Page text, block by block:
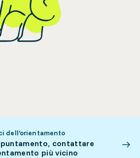
dell’orientamento
contattare
più vicino